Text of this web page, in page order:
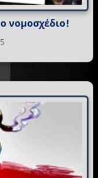
νομοσχέδιο!